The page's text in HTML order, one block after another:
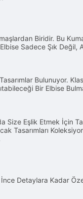
Biridir. Bu
Sadece Şık
Bulunuyor.
Bir Elbise
Eşlik Etmek İçin
Tasarımları
Detaylara Kadar